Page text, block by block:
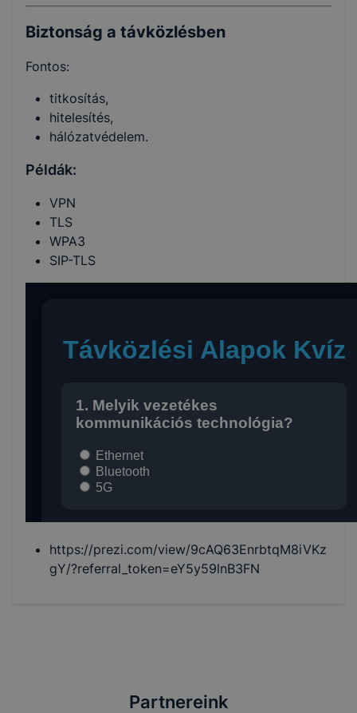
Biztonság a távközlésben
Fontos:
titkosítás,
hitelesítés,
hálózatvédelem.
Példák:
VPN
TLS
WPA3
SIP-TLS
https://prezi.com/view/9cAQ63EnrbtqM8iVKz
gY/?referral_token=eY5y59lnB3FN
Partnereink